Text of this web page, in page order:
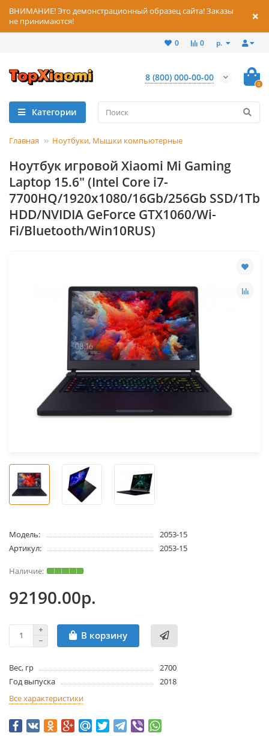
ВНИМАНИЕ! Это демонстрационный образец сайта! Заказы
не принимаются!
р.
0
0
8 (800) 000-00-00
0
Категории
Главная Ноутбуки, Мышки компьютерные
Ноутбук игровой Xiaomi Mi Gaming
Laptop 15.6" (Intel Core i7-
7700HQ/1920x1080/16Gb/256Gb SSD/1Tb
HDD/NVIDIA GeForce GTX1060/Wi-
Fi/Bluetooth/Win10RUS)
Модель:
2053-15
Артикул:
2053-15
92190.00р.
В корзину
Вес, гр
2700
Год выпуска
2018
Все характеристики